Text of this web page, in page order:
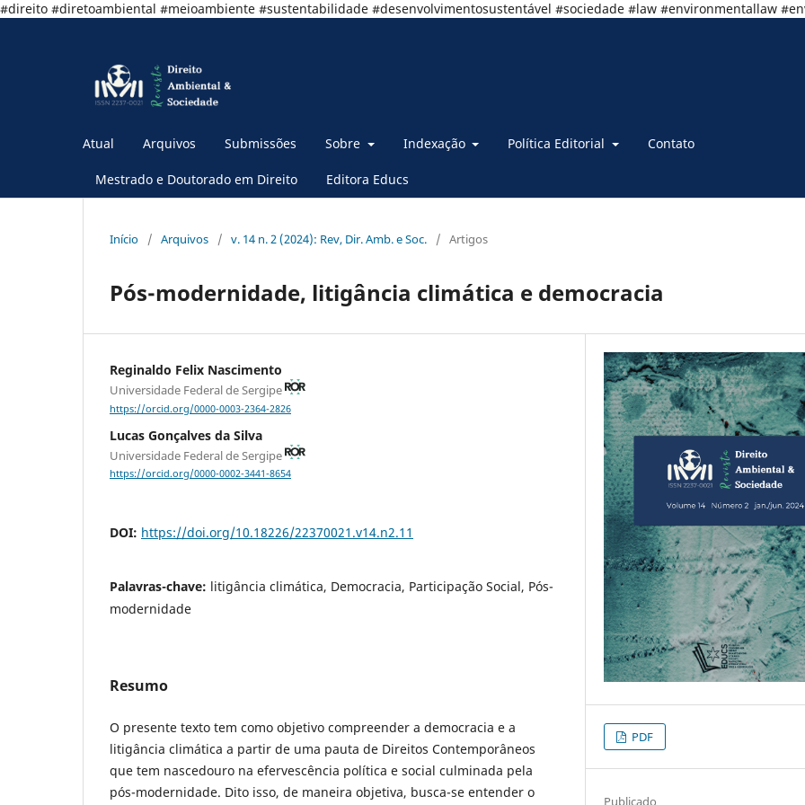
#direito #diretoambiental #meioambiente #sustentabilidade #desenvolvimentosustentável #sociedade #law #environmentallaw
Atual Arquivos Submissões Sobre Indexação Política Editorial Contato
Mestrado e Doutorado em Direito Editora Educs
Início / Arquivos / v. 14 n. 2 (2024): Rev, Dir. Amb. e Soc. / Artigos
Pós-modernidade, litigância climática e democracia
Reginaldo Felix Nascimento
Universidade Federal de Sergipe
https://orcid.org/0000-0003-2364-2826
Lucas Gonçalves da Silva
Universidade Federal de Sergipe
https://orcid.org/0000-0002-3441-8654
DOI: https://doi.org/10.18226/22370021.v14.n2.11
Palavras-chave: litigância climática, Democracia, Participação Social, Pós-
modernidade
Resumo
O presente texto tem como objetivo compreender a democracia e a
litigância climática a partir de uma pauta de Direitos Contemporâneos
que tem nascedouro na efervescência política e social culminada pela
pós-modernidade. Dito isso, de maneira objetiva, busca-se entender o
PDF
Publicado